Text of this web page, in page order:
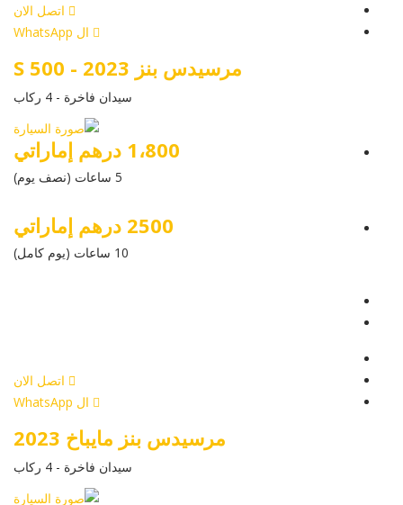
اتصل الان
ال WhatsApp
مرسيدس بنز S 500 - 2023
سيدان فاخرة - 4 ركاب
1،800 درهم إماراتي
5 ساعات (نصف يوم)
2500 درهم إماراتي
10 ساعات (يوم كامل)
اتصل الان
ال WhatsApp
مرسيدس بنز مايباخ 2023
سيدان فاخرة - 4 ركاب